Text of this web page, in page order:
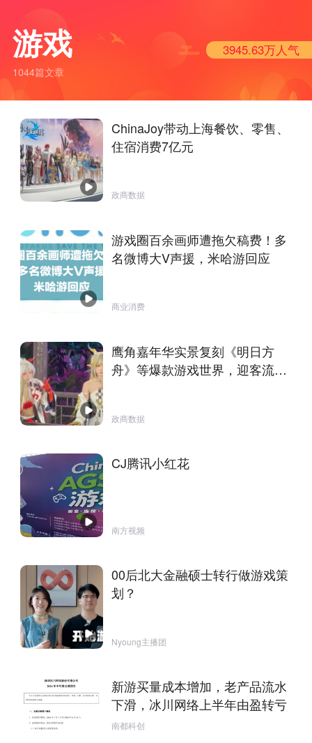
游戏
1044篇文章
3945.63万人气
ChinaJoy带动上海餐饮、零售、
住宿消费7亿元
政商数据
游戏圈百余画师遭拖欠稿费！多
名微博大V声援，米哈游回应
商业消费
鹰角嘉年华实景复刻《明日方
舟》等爆款游戏世界，迎客流高
政商数据
CJ腾讯小红花
南方视频
00后北大金融硕士转行做游戏策
划？
Nyoung主播团
新游买量成本增加，老产品流水
下滑，冰川网络上半年由盈转亏
南都科创